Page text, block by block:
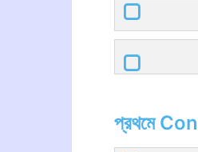
প্রথমে